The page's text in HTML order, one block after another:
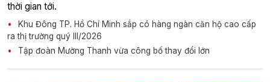
thời gian tới.
Khu Đông TP. Hồ Chí Minh sắp có hàng ngàn căn hộ cao cấp
ra thị trường quý III/2026
Tập đoàn Mường Thanh vừa công bố thay đổi lớn